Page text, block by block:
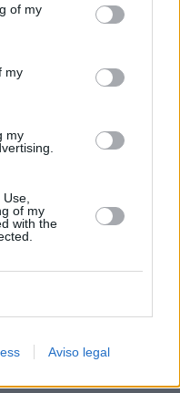
el derecho de
se aplicarán
en este sitio web o
of my
my
my
of my
with the
Aviso legal